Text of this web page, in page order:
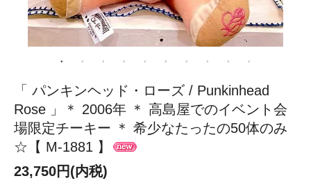
「 パンキンヘッド・ローズ / Punkinhead
Rose 」＊ 2006年 ＊ 高島屋でのイベント会
場限定チーキー ＊ 希少なたったの50体のみ
☆【 M-1881 】
23,750円(内税)